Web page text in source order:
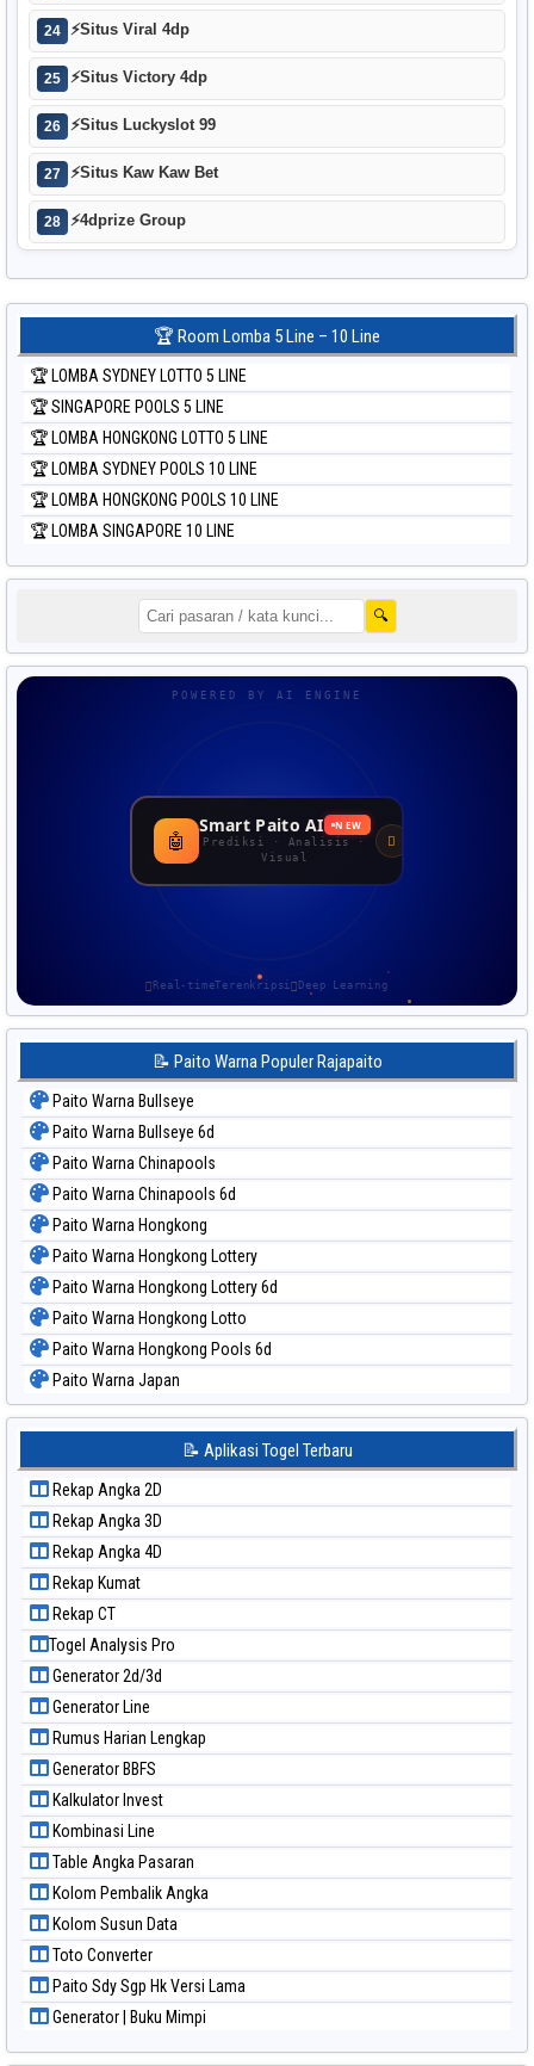
24 ⚡Situs Viral 4dp
25 ⚡Situs Victory 4dp
26 ⚡Situs Luckyslot 99
27 ⚡Situs Kaw Kaw Bet
28 ⚡4dprize Group
🏆 Room Lomba 5 Line – 10 Line
🏆 LOMBA SYDNEY LOTTO 5 LINE
🏆 SINGAPORE POOLS 5 LINE
🏆 LOMBA HONGKONG LOTTO 5 LINE
🏆 LOMBA SYDNEY POOLS 10 LINE
🏆 LOMBA HONGKONG POOLS 10 LINE
🏆 LOMBA SINGAPORE 10 LINE
🔍
POWERED BY AI ENGINE
🤖
Smart Paito AI NEW
Prediksi · Analisis ·
Visual
Real-timeTerenkripsi Deep Learning
📝 Paito Warna Populer Rajapaito
Paito Warna Bullseye
Paito Warna Bullseye 6d
Paito Warna Chinapools
Paito Warna Chinapools 6d
Paito Warna Hongkong
Paito Warna Hongkong Lottery
Paito Warna Hongkong Lottery 6d
Paito Warna Hongkong Lotto
Paito Warna Hongkong Pools 6d
Paito Warna Japan
Paito Warna Japan 6d
Paito Warna Kuda Lari
Paito Warna Magnum Cambodia
Paito Warna Nagoya
Paito Warna New York Midday
Paito Warna North Carolina Day
Paito Warna Pcso
Paito Warna Pennsylvania Day
Paito Warna Sao Paulo
Paito Warna Singapore
Paito Warna Sydney
Paito Warna Sydney Lottery
Paito Warna Sydney Lottery 6d
Paito Warna Sydney Lotto
Paito Warna Sydney Pools 6d
Paito Warna Taipei
Paito Warna Taiwan
📝 Aplikasi Togel Terbaru
Rekap Angka 2D
Rekap Angka 3D
Rekap Angka 4D
Rekap Kumat
Rekap CT
Togel Analysis Pro
Generator 2d/3d
Generator Line
Rumus Harian Lengkap
Generator BBFS
Kalkulator Invest
Kombinasi Line
Table Angka Pasaran
Kolom Pembalik Angka
Kolom Susun Data
Toto Converter
Paito Sdy Sgp Hk Versi Lama
Generator | Buku Mimpi